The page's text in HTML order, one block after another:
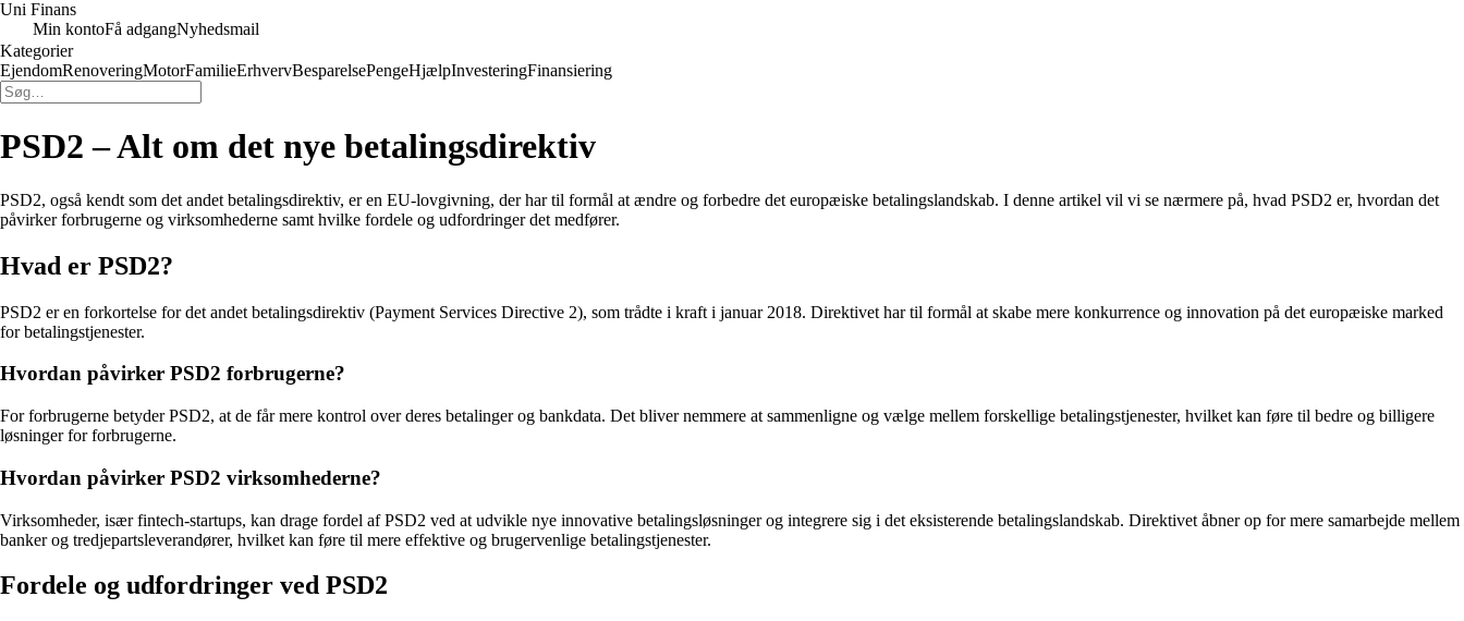
Uni Finans
Min kontoFå adgangNyhedsmail
Kategorier
EjendomRenoveringMotorFamilieErhvervBesparelsePengeHjælpInvesteringFinansiering
PSD2 – Alt om det nye betalingsdirektiv
PSD2, også kendt som det andet betalingsdirektiv, er en EU-lovgivning, der har til formål at ændre og forbedre det europæiske betalingslandskab. I denne artikel vil vi se nærmere på, hvad PSD2 er, hvordan det
påvirker forbrugerne og virksomhederne samt hvilke fordele og udfordringer det medfører.
Hvad er PSD2?
PSD2 er en forkortelse for det andet betalingsdirektiv (Payment Services Directive 2), som trådte i kraft i januar 2018. Direktivet har til formål at skabe mere konkurrence og innovation på det europæiske marked
for betalingstjenester.
Hvordan påvirker PSD2 forbrugerne?
For forbrugerne betyder PSD2, at de får mere kontrol over deres betalinger og bankdata. Det bliver nemmere at sammenligne og vælge mellem forskellige betalingstjenester, hvilket kan føre til bedre og billigere
løsninger for forbrugerne.
Hvordan påvirker PSD2 virksomhederne?
Virksomheder, især fintech-startups, kan drage fordel af PSD2 ved at udvikle nye innovative betalingsløsninger og integrere sig i det eksisterende betalingslandskab. Direktivet åbner op for mere samarbejde mellem
banker og tredjepartsleverandører, hvilket kan føre til mere effektive og brugervenlige betalingstjenester.
Fordele og udfordringer ved PSD2